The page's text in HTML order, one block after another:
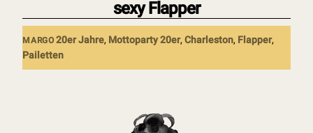
sexy Flapper
MARGO 20er Jahre, Mottoparty20er,Charleston, Flapper,
Pailetten